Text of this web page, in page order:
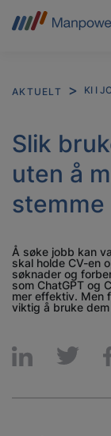
AKTUELT KI I
Slik
uten å
stemme
Å søke jobb kan
skal holde CV-en
søknader og
som ChatGPT og
mer effektiv. Men
viktig å bruke